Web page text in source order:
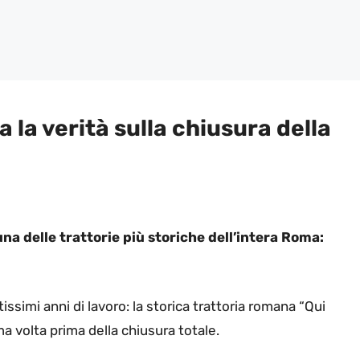
la verità sulla chiusura della
delle trattorie più storiche dell’intera Roma:
anni di lavoro: la storica trattoria romana “Qui
volta prima della chiusura totale.